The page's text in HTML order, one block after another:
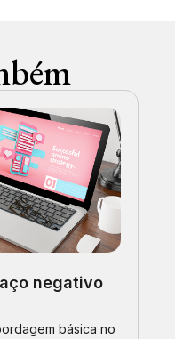
negativo
básica no